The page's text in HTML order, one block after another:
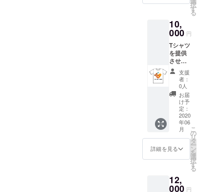
うなサービ
げました。
この獣医検
索サービス
は掲載する
獣医の負担
も少なくよ
り多くの獣
医に登録し
てただき、
カメや爬虫
類などの
物にも対応
なサービス
を目指して
ず備考
希望の
お名前
をご記
入くだ
さい。
択
す
る
10,
000 円
Tシャツ
を提供
させて
いただ
きま
す！ 自
作した
ことは
ありま
せんが
業者さ
んと連
携して
デザイ
ンさせ
ていた
す！ サ
イズと
支援
者：
0人
お届
け予
定：
2020
年06
月
詳細を見る
こ
の
リ
タ
ー
ン
を
選
択
す
る
12,
000 円